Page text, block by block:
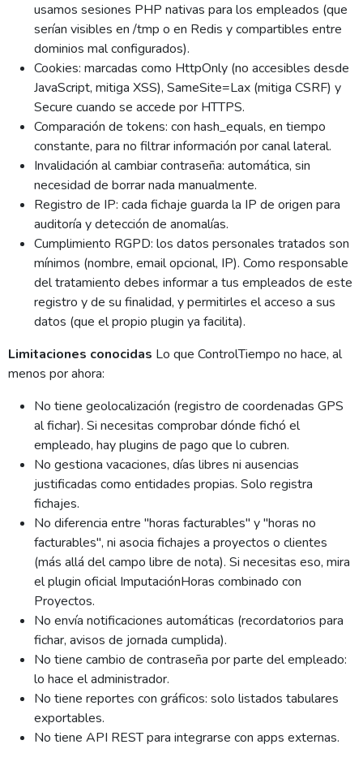
usamos sesiones PHP nativas para los empleados (que
serían visibles en /tmp o en Redis y compartibles entre
dominios mal configurados).
Cookies: marcadas como HttpOnly (no accesibles desde
JavaScript, mitiga XSS), SameSite=Lax (mitiga CSRF) y
Secure cuando se accede por HTTPS.
Comparación de tokens: con hash_equals, en tiempo
constante, para no filtrar información por canal lateral.
Invalidación al cambiar contraseña: automática, sin
necesidad de borrar nada manualmente.
Registro de IP: cada fichaje guarda la IP de origen para
auditoría y detección de anomalías.
Cumplimiento RGPD: los datos personales tratados son
mínimos (nombre, email opcional, IP). Como responsable
del tratamiento debes informar a tus empleados de este
registro y de su finalidad, y permitirles el acceso a sus
datos (que el propio plugin ya facilita).
Limitaciones conocidas Lo que ControlTiempo no hace, al
menos por ahora:
No tiene geolocalización (registro de coordenadas GPS
al fichar). Si necesitas comprobar dónde fichó el
empleado, hay plugins de pago que lo cubren.
No gestiona vacaciones, días libres ni ausencias
justificadas como entidades propias. Solo registra
fichajes.
No diferencia entre "horas facturables" y "horas no
facturables", ni asocia fichajes a proyectos o clientes
(más allá del campo libre de nota). Si necesitas eso, mira
el plugin oficial ImputaciónHoras combinado con
Proyectos.
No envía notificaciones automáticas (recordatorios para
fichar, avisos de jornada cumplida).
No tiene cambio de contraseña por parte del empleado:
lo hace el administrador.
No tiene reportes con gráficos: solo listados tabulares
exportables.
No tiene API REST para integrarse con apps externas.